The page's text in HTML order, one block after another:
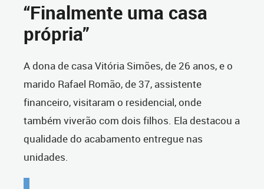
“Finalmente uma casa
própria”
A dona de casa Vitória Simões, de 26 anos, e o
marido Rafael Romão, de 37, assistente
financeiro, visitaram o residencial, onde
também viverão com dois filhos. Ela destacou a
qualidade do acabamento entregue nas
unidades.